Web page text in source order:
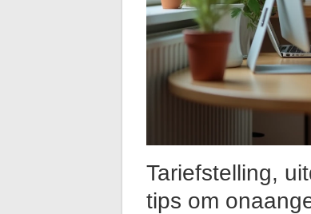
Tariefstelling,
tips om